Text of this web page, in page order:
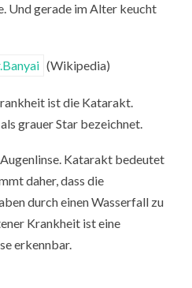
Und gerade im Alter keucht
(Wikipedia)
ist die Katarakt.
grauer Star bezeichnet.
Katarakt bedeutet
daher, dass die
durch einen Wasserfall zu
Krankheit ist eine
erkennbar.